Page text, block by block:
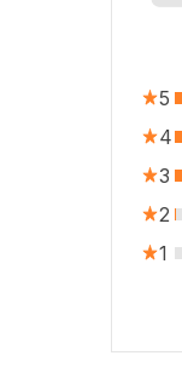
5
4
3
2
1